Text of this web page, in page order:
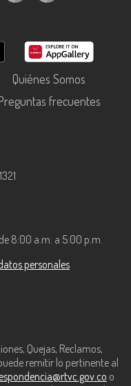
Quiénes Somos
frecuentes
8:00 a.m. a 5:00 p.m.
personales
Quejas, Reclamos,
remitir lo pertinente al
o